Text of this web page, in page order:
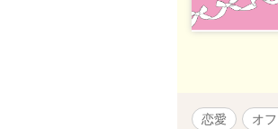
恋愛 オ